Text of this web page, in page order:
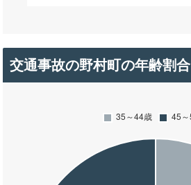
交通事故の野村町の年齢割合